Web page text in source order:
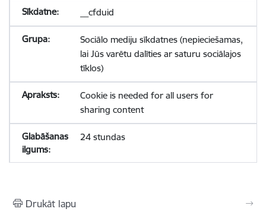
__cfduid
Sociālo mediju sīkdatnes (nepieciešamas,
lai Jūs varētu dalīties ar saturu sociālajos
tīklos)
Cookie is needed for all users for
sharing content
24 stundas
Drukāt lapu